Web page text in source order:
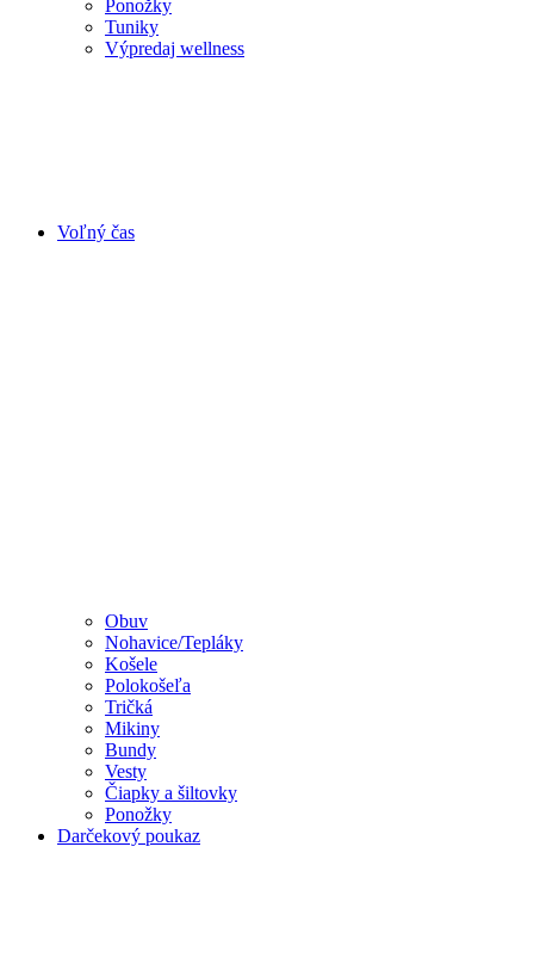
Ponožky
Tuniky
Výpredaj wellness
Voľný čas
Obuv
Nohavice/Tepláky
Košele
Polokošeľa
Tričká
Mikiny
Bundy
Vesty
Čiapky a šiltovky
Ponožky
Darčekový poukaz